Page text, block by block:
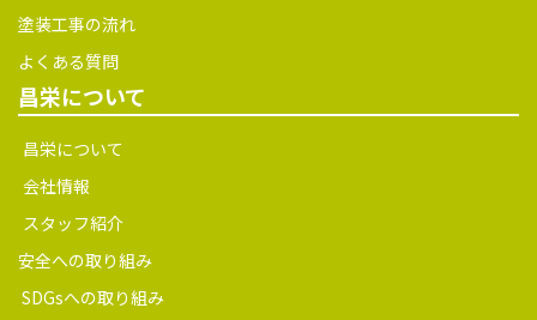
塗装工事の流れ
よくある質問
昌栄について
昌栄について
会社情報
スタッフ紹介
安全への取り組み
SDGsへの取り組み